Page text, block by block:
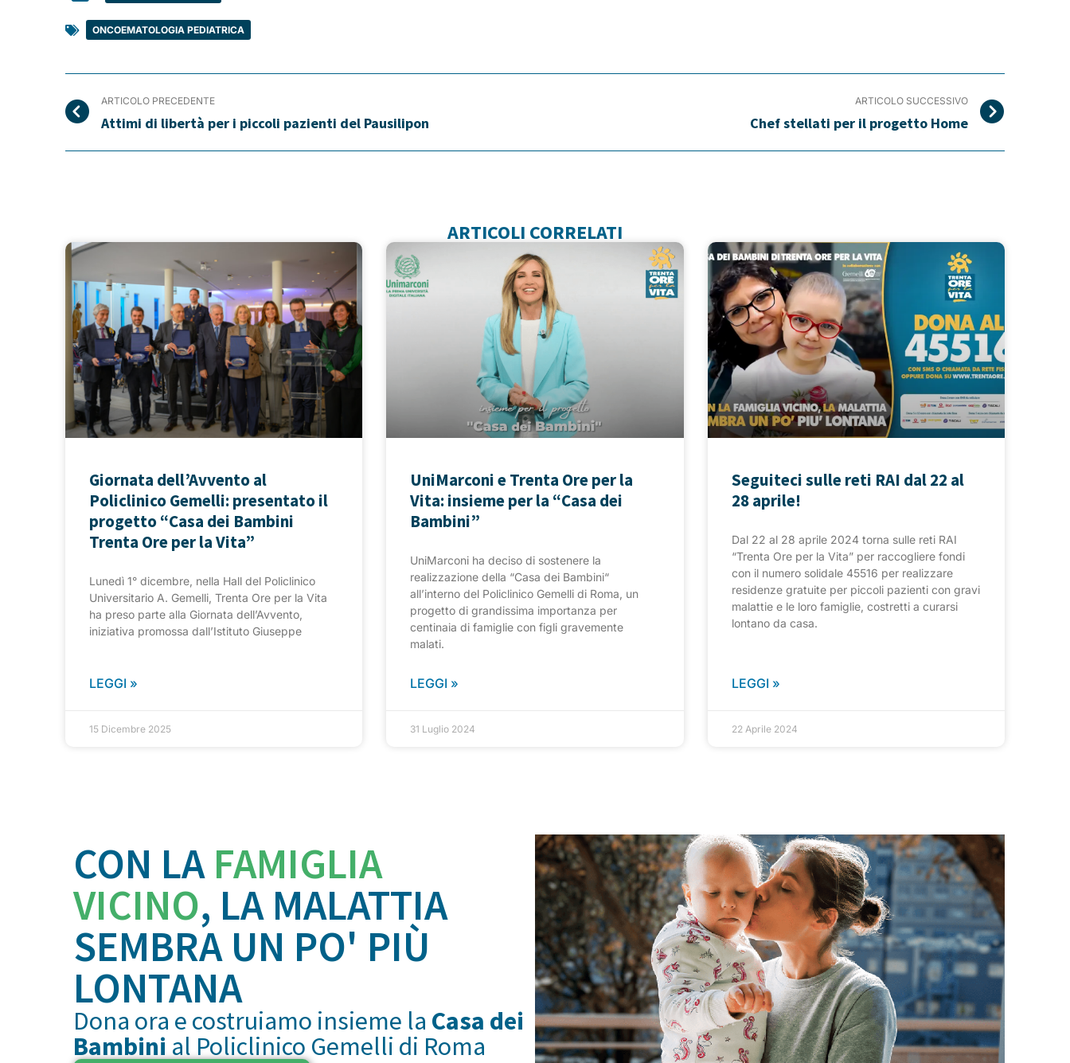
ONCOEMATOLOGIA PEDIATRICA
ARTICOLO PRECEDENTE
Attimi di libertà per i piccoli pazienti del Pausilipon
ARTICOLO SUCCESSIVO
Chef stellati per il progetto Home
ARTICOLI CORRELATI
Giornata dell’Avvento al
Policlinico Gemelli: presentato il
progetto “Casa dei Bambini
Trenta Ore per la Vita”
Lunedì 1° dicembre, nella Hall del Policlinico
Universitario A. Gemelli, Trenta Ore per la Vita
ha preso parte alla Giornata dell’Avvento,
iniziativa promossa dall’Istituto Giuseppe
LEGGI »
15 Dicembre 2025
UniMarconi e Trenta Ore per la
Vita: insieme per la “Casa dei
Bambini”
UniMarconi ha deciso di sostenere la
realizzazione della “Casa dei Bambini“
all’interno del Policlinico Gemelli di Roma, un
progetto di grandissima importanza per
centinaia di famiglie con figli gravemente
malati.
LEGGI »
31 Luglio 2024
Seguiteci sulle reti RAI dal 22 al
28 aprile!
Dal 22 al 28 aprile 2024 torna sulle reti RAI
“Trenta Ore per la Vita” per raccogliere fondi
con il numero solidale 45516 per realizzare
residenze gratuite per piccoli pazienti con gravi
malattie e le loro famiglie, costretti a curarsi
lontano da casa.
LEGGI »
22 Aprile 2024
CON LA FAMIGLIA
VICINO, LA MALATTIA
SEMBRA UN PO' PIÙ
LONTANA
Dona ora e costruiamo insieme la Casa dei
Bambini al Policlinico Gemelli di Roma